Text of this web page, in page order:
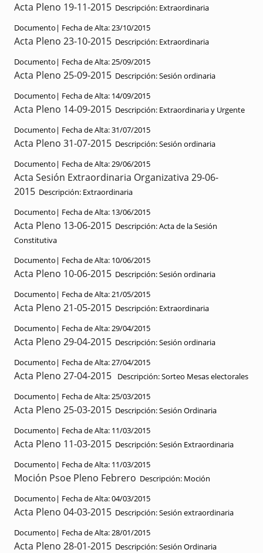
Acta Pleno 19-11-2015 Descripción: Extraordinaria
Documento| Fecha de Alta:23/10/2015
Acta Pleno 23-10-2015 Descripción: Extraordinaria
Documento| Fecha de Alta:25/09/2015
Acta Pleno 25-09-2015 Descripción:Sesión ordinaria
Documento| Fecha de Alta: 14/09/2015
Acta Pleno 14-09-2015 Descripción: Extraordinaria y Urgente
Documento| Fecha de Alta:31/07/2015
Acta Pleno 31-07-2015 Descripción:Sesión ordinaria
Documento| Fecha de Alta:29/06/2015
Acta Sesión Extraordinaria Organizativa 29-06-
2015 Descripción: Extraordinaria
Documento| Fecha de Alta: 13/06/2015
Acta Pleno 13-06-2015 Descripción:Acta de la Sesión
Constitutiva
Documento| Fecha de Alta: 10/06/2015
Acta Pleno 10-06-2015 Descripción:Sesión ordinaria
Documento| Fecha de Alta:21/05/2015
Acta Pleno 21-05-2015 Descripción: Extraordinaria
Documento| Fecha de Alta:29/04/2015
Acta Pleno 29-04-2015 Descripción:Sesión ordinaria
Documento| Fecha de Alta:27/04/2015
Acta Pleno 27-04-2015 Descripción:Sorteo Mesas electorales
Documento| Fecha de Alta:25/03/2015
Acta Pleno 25-03-2015 Descripción:Sesión Ordinaria
Documento| Fecha de Alta: 11/03/2015
Acta Pleno 11-03-2015 Descripción:Sesión Extraordinaria
Documento| Fecha de Alta: 11/03/2015
Moción Psoe Pleno Febrero Descripción: Moción
Documento| Fecha de Alta:04/03/2015
Acta Pleno 04-03-2015 Descripción:Sesión extraordinaria
Documento| Fecha de Alta:28/01/2015
Acta Pleno 28-01-2015 Descripción:Sesión Ordinaria